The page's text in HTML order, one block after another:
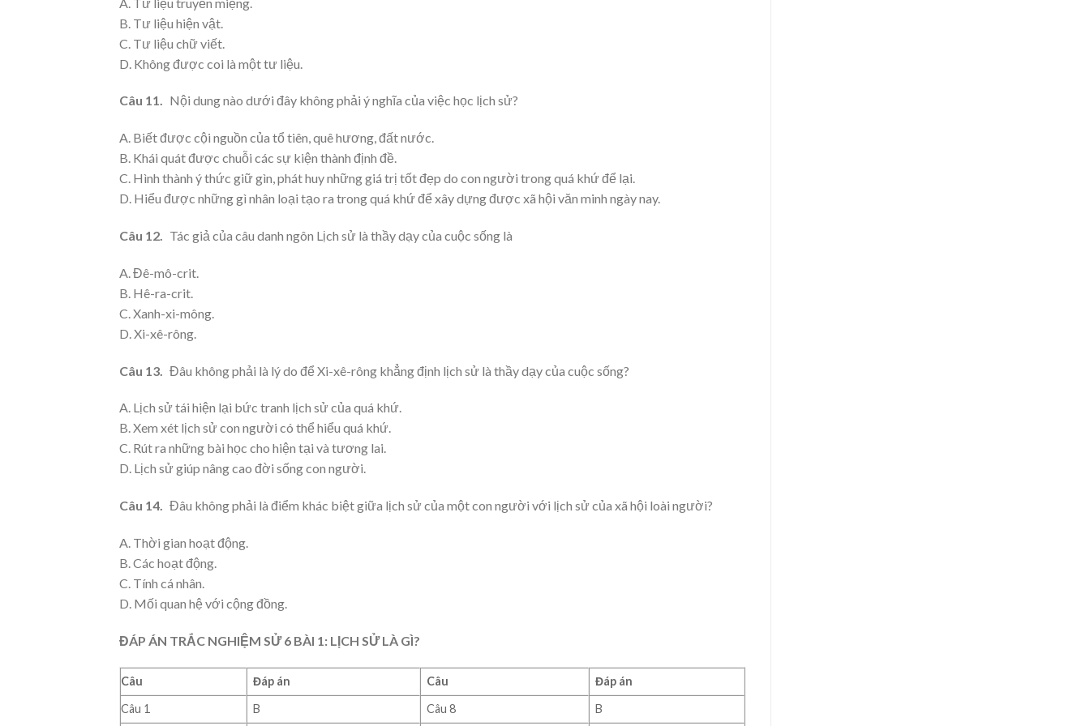
B. Tư liệu hiện vật.
C. Tư liệu chữ viết.
D. Không được coi là một tư liệu.
Câu 11. Nội dung nào dưới đây không phải ý nghĩa của việc học lịch sử?
A. Biết được cội nguồn của tổ tiên, quê hương, đất nước.
B. Khái quát được chuỗi các sự kiện thành định đề.
C. Hình thành ý thức giữ gìn, phát huy những giá trị tốt đẹp do con người trong quá khứ để lại.
D. Hiểu được những gì nhân loại tạo ra trong quá khứ để xây dựng được xã hội văn minh ngày nay.
Câu 12. Tác giả của câu danh ngôn Lịch sử là thầy dạy của cuộc sống là
A. Đê-mô-crit.
B. Hê-ra-crit.
C. Xanh-xi-mông.
D. Xi-xê-rông.
Câu 13. Đâu không phải là lý do để Xi-xê-rông khẳng định lịch sử là thầy dạy của cuộc sống?
A. Lịch sử tái hiện lại bức tranh lịch sử của quá khứ.
B. Xem xét lịch sử con người có thể hiểu quá khứ.
C. Rút ra những bài học cho hiện tại và tương lai.
D. Lịch sử giúp nâng cao đời sống con người.
Câu 14. Đâu không phải là điểm khác biệt giữa lịch sử của một con người với lịch sử của xã hội loài người?
A. Thời gian hoạt động.
B. Các hoạt động.
C. Tính cá nhân.
D. Mối quan hệ với cộng đồng.
ĐÁP ÁN TRẮC NGHIỆM SỬ 6 BÀI 1: LỊCH SỬ LÀ GÌ?
Câu Đáp án Câu
Đáp án
Câu 1
B Câu 8 B